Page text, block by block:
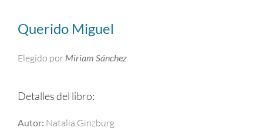
Querido Miguel
Elegido por Miriam Sánchez.
Detalles del libro:
Autor: Natalia Ginzburg